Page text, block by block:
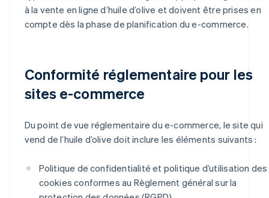
à la vente en ligne d’huile d’olive et doivent être prises en
compte dès la phase de planification du e-commerce.
Conformité réglementaire pour les
sites e-commerce
Du point de vue réglementaire du e-commerce, le site qui
vend de l’huile d’olive doit inclure les éléments suivants :
Politique de confidentialité et politique d’utilisation des
cookies conformes au Règlement général sur la